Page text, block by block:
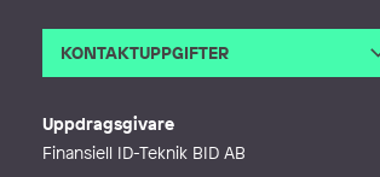
KONTAKTUPPGIFTER
Uppdragsgivare
Finansiell ID-Teknik BID AB